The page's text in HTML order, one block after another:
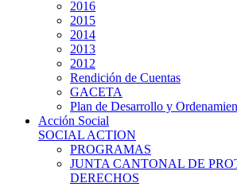
2016
2015
2014
2013
2012
Rendición de Cuentas
GACETA
Plan de Desarrollo y
Acción Social
SOCIAL ACTION
PROGRAMAS
JUNTA CANTONAL DE
DERECHOS